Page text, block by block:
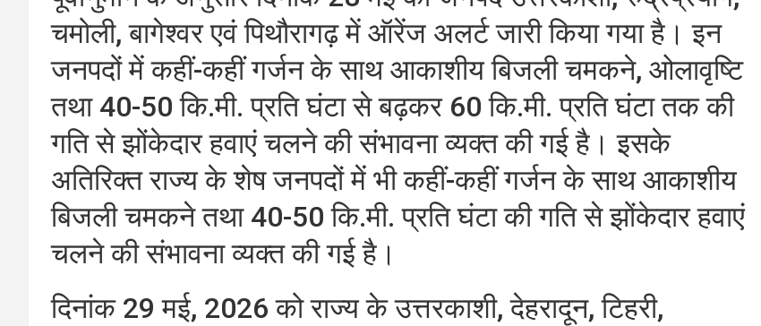
चमोली, बागेश्वर एवं पिथौरागढ़ में ऑरेंज अलर्ट जारी किया गया है। इन
जनपदों में कहीं-कहीं गर्जन के साथ आकाशीय बिजली चमकने, ओलावृष्टि
तथा 40-50 कि.मी. प्रति घंटा से बढ़कर 60 कि.मी. प्रति घंटा तक की
गति से झोंकेदार हवाएं चलने की संभावना व्यक्त की गई है। इसके
अतिरिक्त राज्य के शेष जनपदों में भी कहीं-कहीं गर्जन के साथ आकाशीय
बिजली चमकने तथा 40-50 कि.मी. प्रति घंटा की गति से झोंकेदार हवाएं
चलने की संभावना व्यक्त की गई है।
दिनांक 29 मई, 2026 को राज्य के उत्तरकाशी, देहरादून, टिहरी,